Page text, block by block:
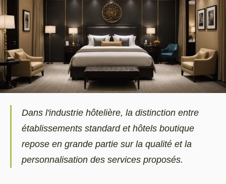
Dans l'industrie hôtelière, la distinction entre
établissements standard et hôtels boutique
repose en grande partie sur la qualité et la
personnalisation des services proposés.